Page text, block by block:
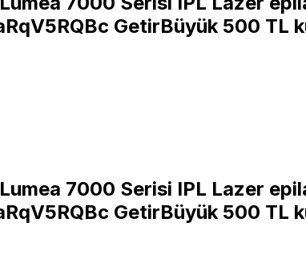
GetirBüyük 500 TL
7000 Serisi IPL Lazer
GetirBüyük 500 TL